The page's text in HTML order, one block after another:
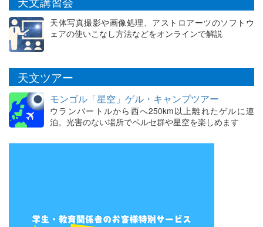
天体写真撮影や画像処理、アストロアーツのソフトウ
ェアの使いこなし方法などをオンラインで解説
天文ツアー
モンゴル「星空」ゲル・キャンプツアー
ウランバートルから西へ250km以上離れたゲルに連
泊。光害のない場所でペルセ群や星空を楽しめます